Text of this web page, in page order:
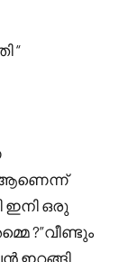
“
ഇനി ഒരു
?”വീണ്ടും
ഇറങ്ങി